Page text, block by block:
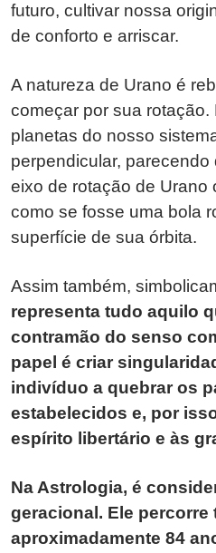
futuro, cultivar nossa
de conforto e arriscar.
A natureza de Urano é
começar por sua
planetas do nosso
perpendicular, parecendo
eixo de rotação de Urano
como se fosse uma bola
superfície de sua órbita.
Assim também,
representa tudo aquilo
contramão do senso
papel é criar
indivíduo a quebrar os
estabelecidos e, por
espírito libertário e às
Na Astrologia, é
geracional. Ele percorre
aproximadamente 84